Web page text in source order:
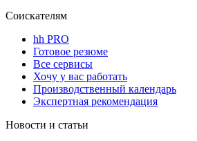
Соискателям
hh PRO
Готовое резюме
Все сервисы
Хочу у вас работать
Производственный календарь
Экспертная рекомендация
Новости и статьи